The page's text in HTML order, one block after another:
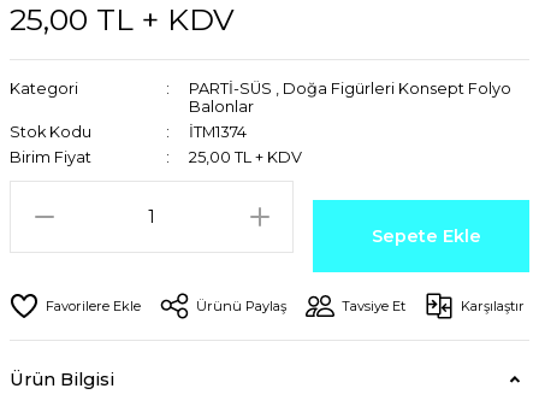
25,00 TL + KDV
Kategori PARTİ-SÜS , Doğa Figürleri Konsept Folyo
Balonlar
Stok Kodu
İTM1374
Birim Fiyat
25,00 TL + KDV
Sepete Ekle
Ürünü Paylaş Tavsiye Et Karşılaştır
Ürün Bilgisi